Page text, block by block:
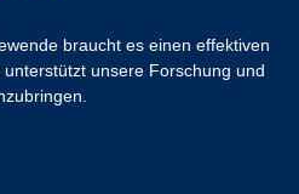
braucht es einen effektiven
unsere Forschung und